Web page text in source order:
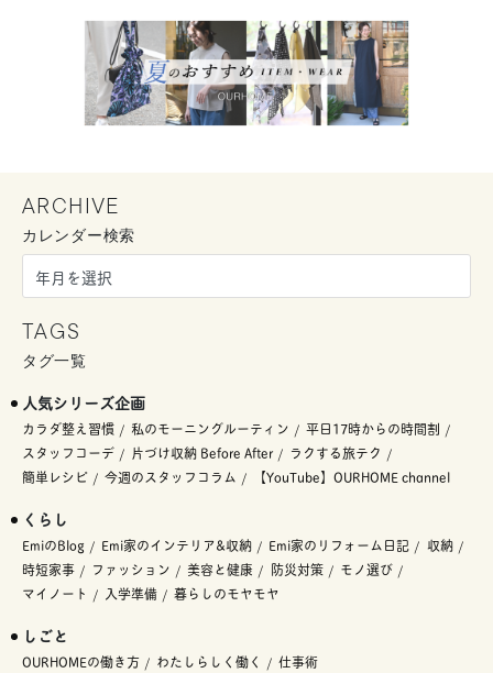
ARCHIVE
カレンダー検索
TAGS
タグ一覧
人気シリーズ企画
カラダ整え習慣 私のモーニングルーティン
平日17時からの時間割
スタッフコーデ
片づけ収納 Before After
ラクする旅テク
簡単レシピ
今週のスタッフコラム 【YouTube】OURHOME channel
くらし
EmiのBlog Emi家のインテリア&収納 Emi家のリフォーム日記
収納
時短家事
ファッション 美容と健康 防災対策
モノ選び
マイノート
入学準備 暮らしのモヤモヤ
しごと
OURHOMEの働き方 わたしらしく働く 仕事術